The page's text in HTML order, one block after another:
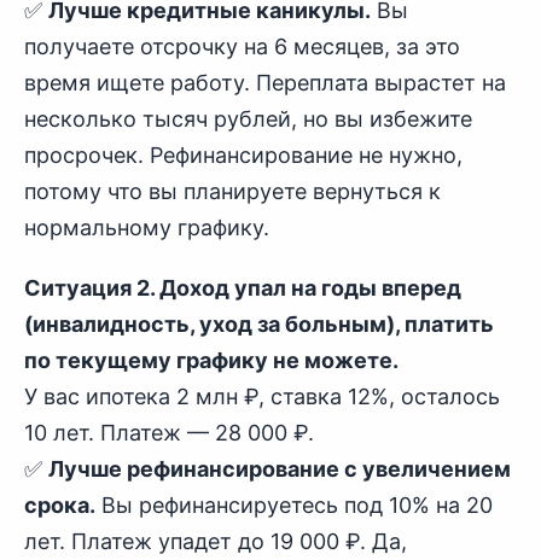
✅ Лучше кредитные каникулы. Вы
получаете отсрочку на 6 месяцев, за это
время ищете работу. Переплата вырастет на
несколько тысяч рублей, но вы избежите
просрочек. Рефинансирование не нужно,
потому что вы планируете вернуться к
нормальному графику.
Ситуация 2. Доход упал на годы вперед
(инвалидность, уход за больным), платить
по текущему графику не можете.
У вас ипотека 2 млн ₽, ставка 12%, осталось
10 лет. Платеж — 28 000 ₽.
✅ Лучше рефинансирование с увеличением
срока. Вы рефинансируетесь под 10% на 20
лет. Платеж упадет до 19 000 ₽. Да,